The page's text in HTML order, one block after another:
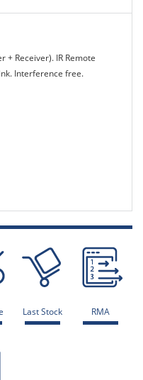
+ Receiver). IR Remote
Interference free.
Last Stock RMA